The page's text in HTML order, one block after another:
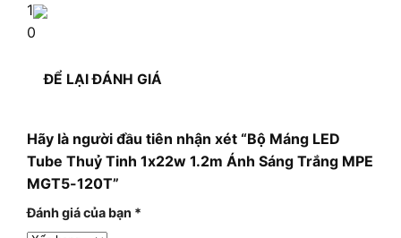
1
0
ĐỂ LẠI ĐÁNH GIÁ
Hãy là người đầu tiên nhận xét “Bộ Máng LED
Tube Thuỷ Tinh 1x22w 1.2m Ánh Sáng Trắng MPE
MGT5-120T”
Đánh giá của bạn *